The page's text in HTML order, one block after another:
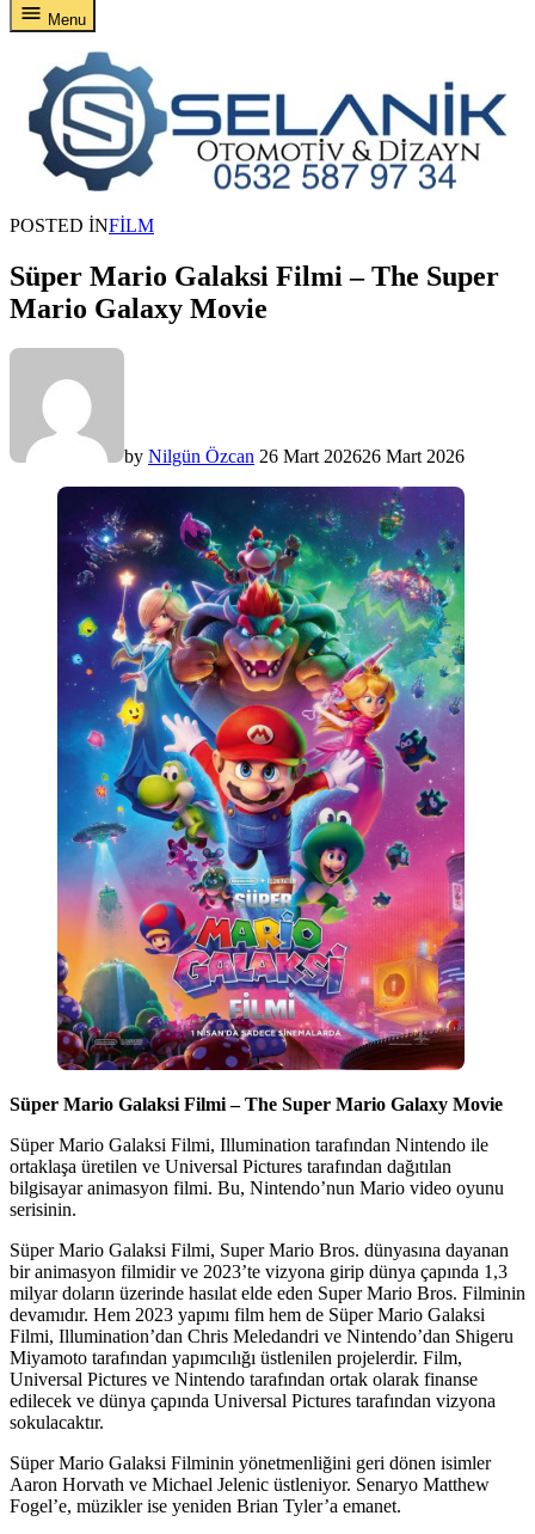
Menu
POSTED INFILM
Süper Mario Galaksi Filmi – The Super
Mario Galaxy Movie
by Nilgün Özcan 26 Mart 202626 Mart 2026
Süper Mario Galaksi Filmi – The Super Mario Galaxy Movie
Süper Mario Galaksi Filmi, Illumination tarafından Nintendo ile
ortaklaşa üretilen ve Universal Pictures tarafından dağıtılan
bilgisayar animasyon filmi. Bu, Nintendo’nun Mario video oyunu
serisinin.
Süper Mario Galaksi Filmi, Super Mario Bros. dünyasına dayanan
bir animasyon filmidir ve 2023’te vizyona girip dünya çapında 1,3
milyar doların üzerinde hasılat elde eden Super Mario Bros. Filminin
devamıdır. Hem 2023 yapımı film hem de Süper Mario Galaksi
Filmi, Illumination’dan Chris Meledandri ve Nintendo’dan Shigeru
Miyamoto tarafından yapımcılığı üstlenilen projelerdir. Film,
Universal Pictures ve Nintendo tarafından ortak olarak finanse
edilecek ve dünya çapında Universal Pictures tarafından vizyona
sokulacaktır.
Süper Mario Galaksi Filminin yönetmenliğini geri dönen isimler
Aaron Horvath ve Michael Jelenic üstleniyor. Senaryo Matthew
Fogel’e, müzikler ise yeniden Brian Tyler’a emanet.